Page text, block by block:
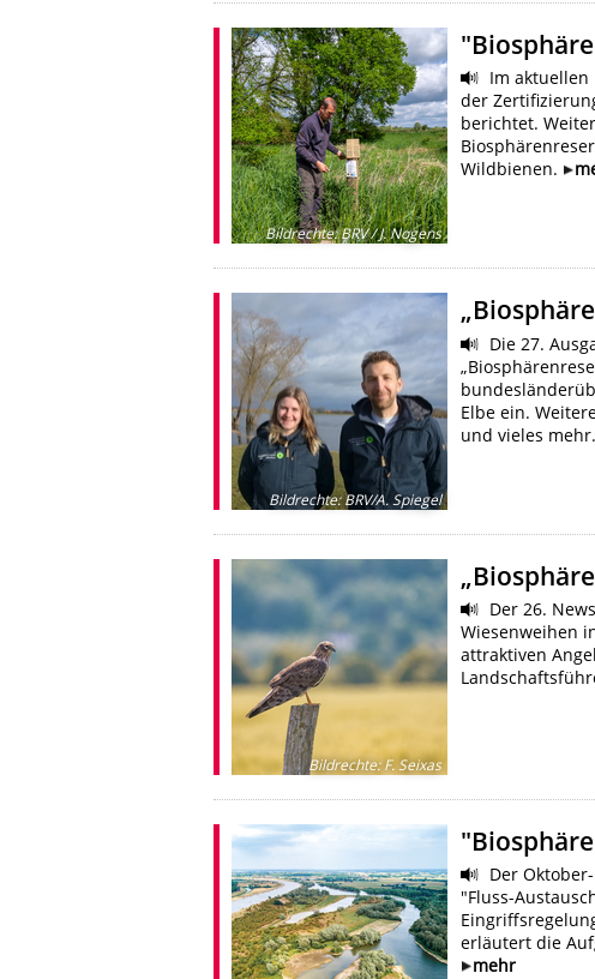
Bildrechte:BRV / J. Nogens
Im
der
berichtet.
Wildbienen.
Bildrechte:BRV/A. Spiegel
Die 27.
Elbe ein.
und vieles mehr.
Bildrechte:F. Seixas
Der 26.
Wiesenweihen
attraktiven
Der
"Fluss-
erläutert die
mehr